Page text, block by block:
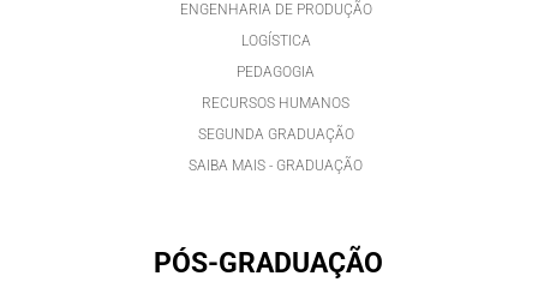
ENGENHARIA DE PRODUÇÃO
LOGÍSTICA
PEDAGOGIA
RECURSOS HUMANOS
SEGUNDA GRADUAÇÃO
SAIBA MAIS - GRADUAÇÃO
PÓS-GRADUAÇÃO